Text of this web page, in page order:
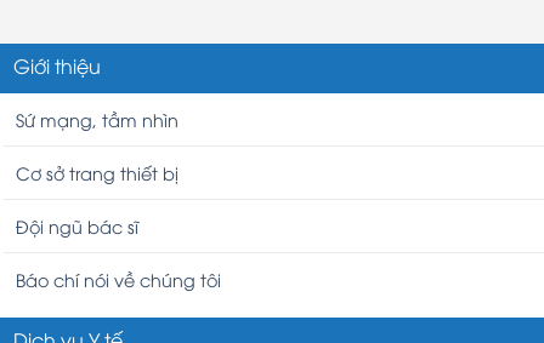
Giới thiệu
Sứ mạng, tầm nhìn
Cơ sở trang thiết bị
Đội ngũ bác sĩ
Báo chí nói về chúng tôi